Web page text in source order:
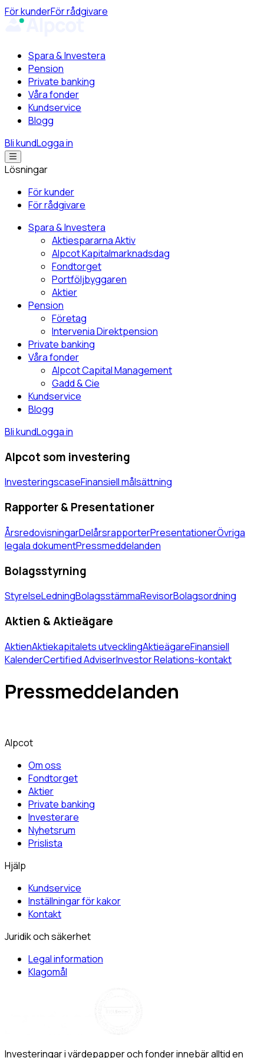
För kunderFör rådgivare
Spara & Investera
Pension
Private banking
Våra fonder
Kundservice
Blogg
Bli kundLogga in
Lösningar
För kunder
För rådgivare
Spara & Investera
Aktiespararna Aktiv
Alpcot Kapitalmarknadsdag
Fondtorget
Portföljbyggaren
Aktier
Pension
Företag
Intervenia Direktpension
Private banking
Våra fonder
Alpcot Capital Management
Gadd & Cie
Kundservice
Blogg
Bli kundLogga in
Alpcot som investering
InvesteringscaseFinansiell målsättning
Rapporter & Presentationer
ÅrsredovisningarDelårsrapporterPresentationerÖvriga
legala dokumentPressmeddelanden
Bolagsstyrning
StyrelseLedningBolagsstämmaRevisorBolagsordning
Aktien & Aktieägare
AktienAktiekapitalets utvecklingAktieägareFinansiell
KalenderCertified AdviserInvestor Relations-kontakt
Pressmeddelanden
Alpcot
Om oss
Fondtorget
Aktier
Private banking
Investerare
Nyhetsrum
Prislista
Hjälp
Kundservice
Inställningar för kakor
Kontakt
Juridik och säkerhet
Legal information
Klagomål
Investeringar i värdepapper och fonder innebär alltid en